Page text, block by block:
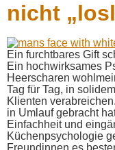
nicht
Ein furchtbares Gift
Ein hochwirksames
Heerscharen
Tag für Tag, in
Klienten
in Umlauf gebracht
Einfachheit und
Küchenpsychologie
Freundinnen es